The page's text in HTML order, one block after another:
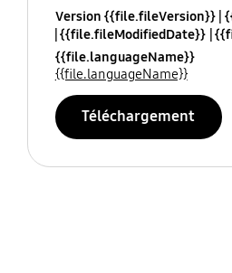
Version {{file.fileVersion}}
{{file.fileModifiedDate}}
{{file.languageName}}
{{file.languageName}}
Téléchargement